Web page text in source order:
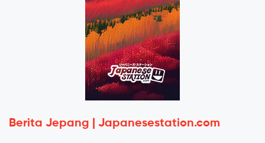
Berita Jepang | Japanesestation.com